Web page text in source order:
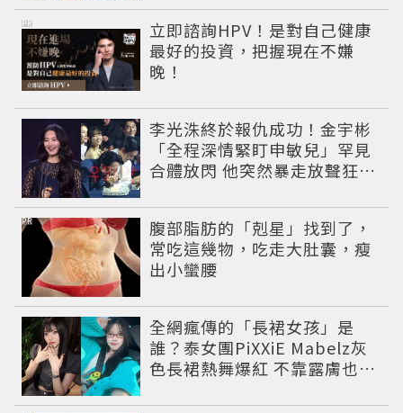
立即諮詢HPV！是對自己健康
最好的投資，把握現在不嫌
晚！
PR
李光洙終於報仇成功！金宇彬
「全程深情緊盯申敏兒」罕見
合體放閃 他突然暴走放聲狂吼
腹部脂肪的「剋星」找到了，
常吃這幾物，吃走大肚囊，瘦
出小蠻腰
PR
全網瘋傳的「長裙女孩」是
誰？泰女團PiXXiE Mabelz灰
色長裙熱舞爆紅 不靠露膚也能